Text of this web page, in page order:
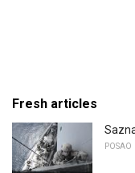
Fresh articles
POSAO